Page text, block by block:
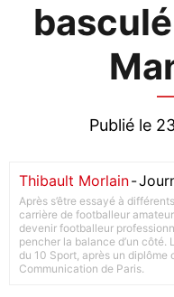
Publié le
Thibault Morlain-
Après s’être essayé à
carrière de footballeur
devenir footballeur
pencher la balance d’un côté.
du 10 Sport, après un diplôme
Communication de Paris.